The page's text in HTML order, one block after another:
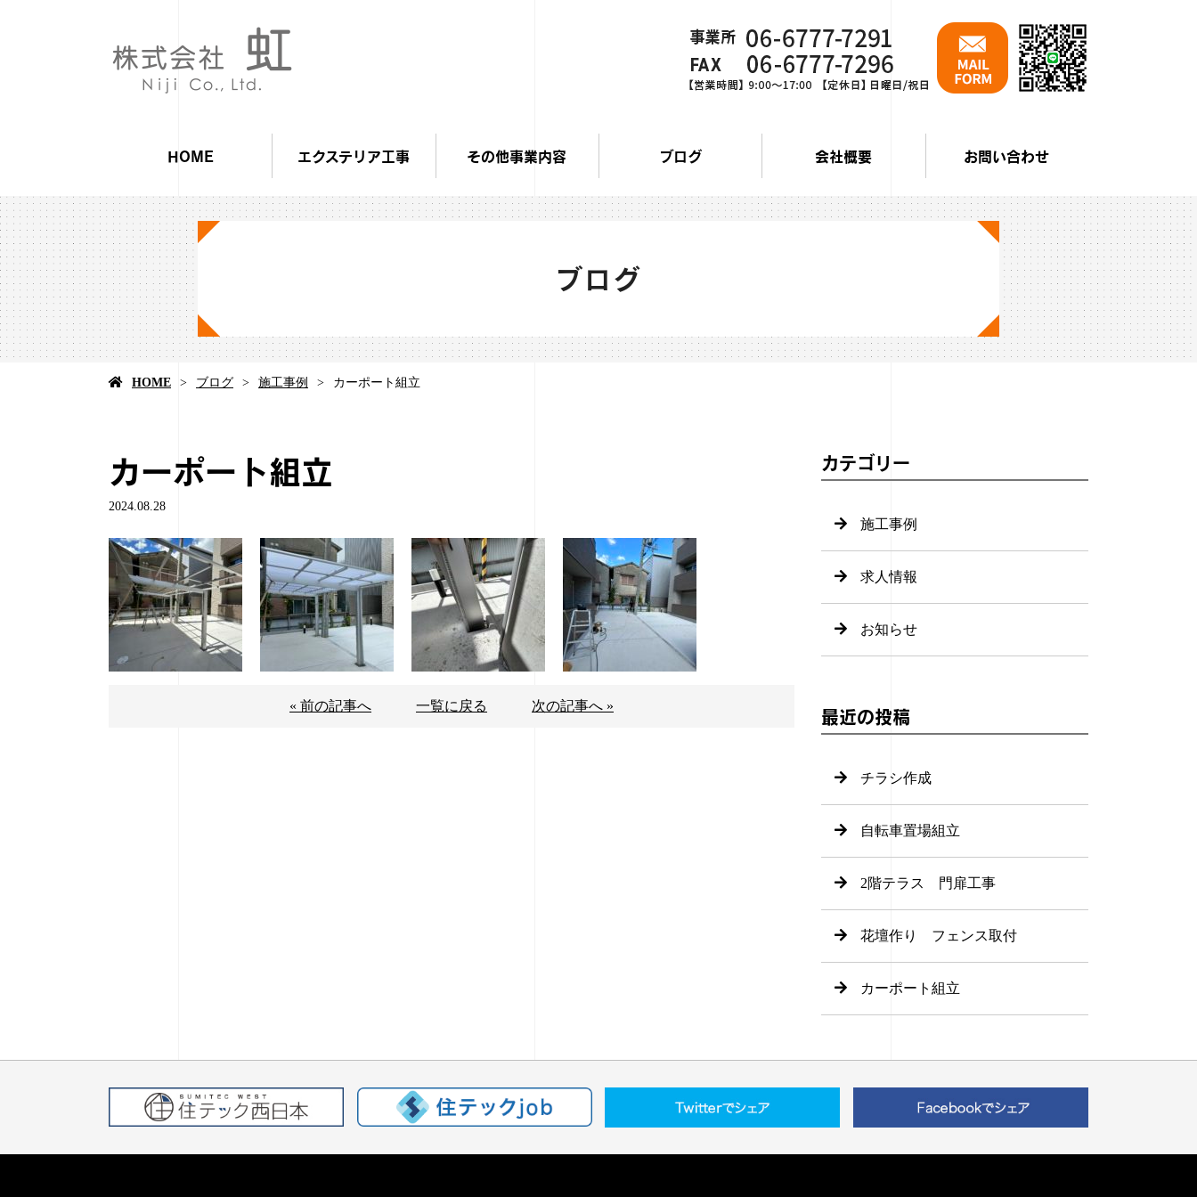
HOME エクステリア工事 その他事業内容 ブログ 会社概要 お問い合わせ
ブログ
HOME ブログ 施工事例 カーポート組立
カーポート組立
2024.08.28
« 前の記事へ 一覧に戻る 次の記事へ »
カテゴリー
施工事例
求人情報
お知らせ
最近の投稿
チラシ作成
自転車置場組立
2階テラス 門扉工事
花壇作り フェンス取付
カーポート組立